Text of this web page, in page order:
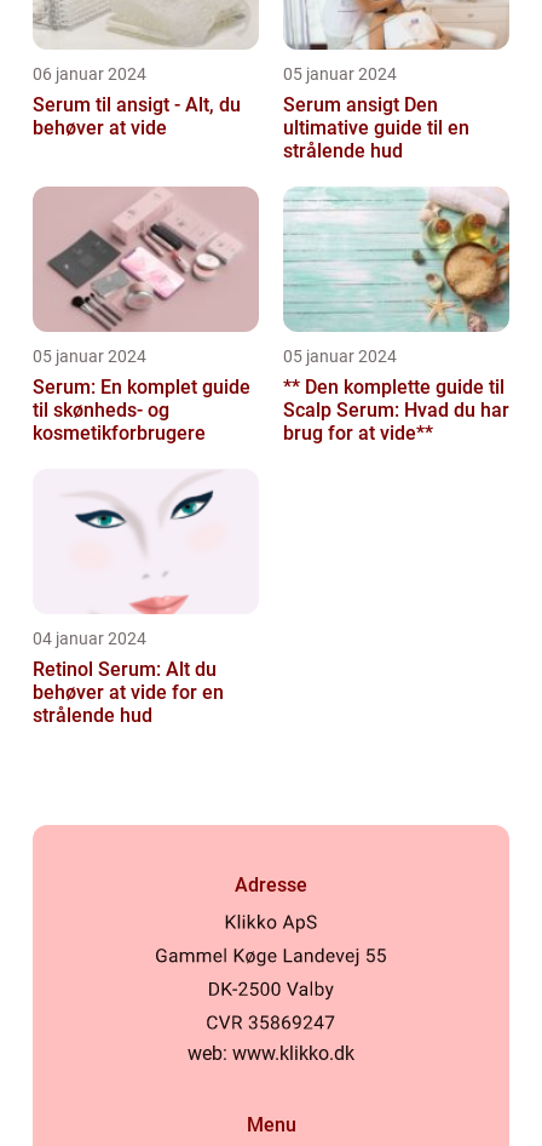
06 januar 2024
Serum til ansigt - Alt, du
behøver at vide
05 januar 2024
Serum ansigt Den
ultimative guide til en
strålende hud
05 januar 2024
Serum: En komplet guide
til skønheds- og
kosmetikforbrugere
05 januar 2024
** Den komplette guide til
Scalp Serum: Hvad du har
brug for at vide**
04 januar 2024
Retinol Serum: Alt du
behøver at vide for en
strålende hud
Adresse
web: www.klikko.dk
Menu